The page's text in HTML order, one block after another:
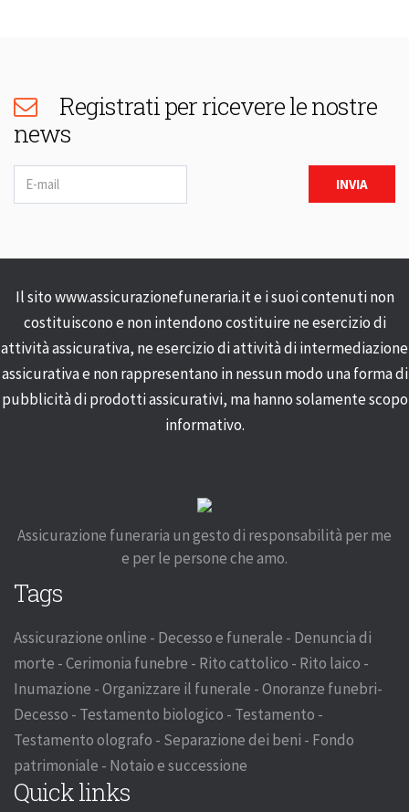
Registrati per ricevere le nostre
news
Newsletter INVIA
Il sito www.assicurazionefuneraria.it e i suoi contenuti non
costituiscono e non intendono costituire ne esercizio di
attività assicurativa, ne esercizio di attività di intermediazione
assicurativa e non rappresentano in nessun modo una forma di
pubblicità di prodotti assicurativi, ma hanno solamente scopo
informativo.
Assicurazione funeraria un gesto di responsabilità per me
e per le persone che amo.
Tags
Assicurazione online - Decesso e funerale - Denuncia di
morte - Cerimonia funebre - Rito cattolico - Rito laico -
Inumazione - Organizzare il funerale - Onoranze funebri-
Decesso - Testamento biologico - Testamento -
Testamento olografo - Separazione dei beni - Fondo
patrimoniale - Notaio e successione
Quick links